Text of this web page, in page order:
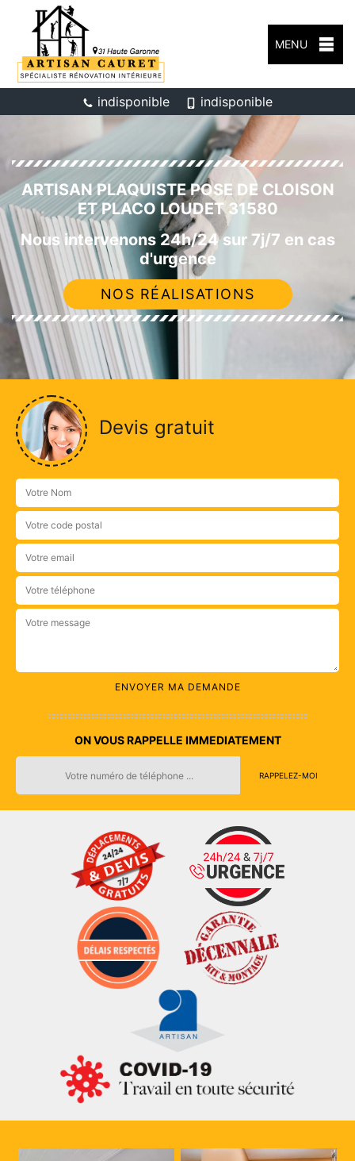
MENU
indisponible indisponible
ARTISAN PLAQUISTE POSE DE CLOISON
ET PLACO LOUDET 31580
Nous intervenons 24h/24 sur 7j/7 en cas
d'urgence
NOS RÉALISATIONS
Devis gratuit
ON VOUS RAPPELLE IMMEDIATEMENT